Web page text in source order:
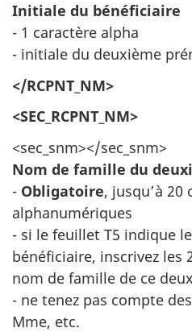
Initiale du bénéficiaire
- 1 caractère alpha
- initiale du deuxième
</RCPNT_NM>
<SEC_RCPNT_NM>
<sec_snm></sec_snm>
Nom de famille du
- Obligatoire, jusqu’à 20
alphanumériques
- si le feuillet T5 indique
bénéficiaire, inscrivez les
nom de famille de ce
- ne tenez pas compte
Mme, etc.